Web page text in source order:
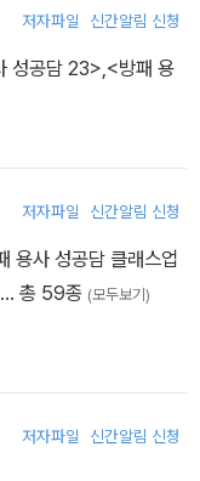
저자파일 신간알림 신청
성공담 23> <방패 용
저자파일 신간알림 신청
용사 성공담 클래스업
… 총 59종 (모두보기)
저자파일 신간알림 신청